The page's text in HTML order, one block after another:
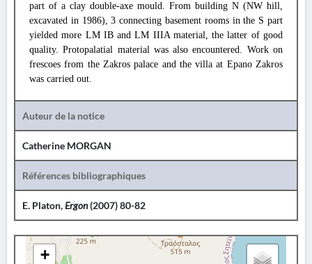
part of a clay double-axe mould. From building N (NW hill,
excavated in 1986), 3 connecting basement rooms in the S part
yielded more LM IB and LM IIIA material, the latter of good
quality. Protopalatial material was also encountered. Work on
frescoes from the Zakros palace and the villa at Epano Zakros
was carried out.
Auteur de la notice
Catherine MORGAN
Références bibliographiques
E. Platon,Ergon(2007) 80-82
+